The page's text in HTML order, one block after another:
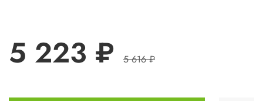
5 223 ₽ 5 616 ₽